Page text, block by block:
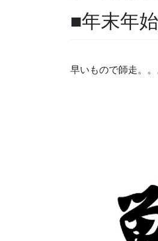
■年末年
早いもので師走。